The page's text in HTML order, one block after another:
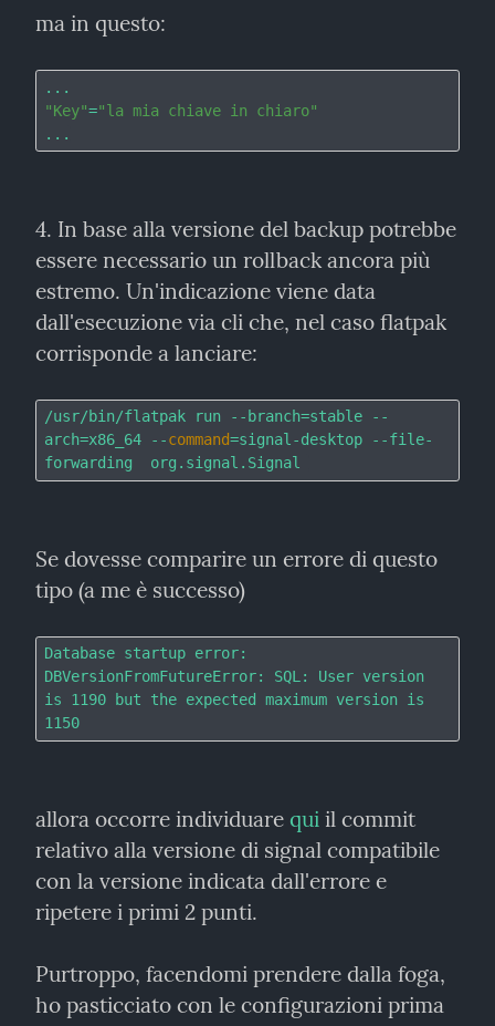
ma in questo:
"Key"="la mia chiave in chiaro"
4. In base alla versione del backup potrebbe
essere necessario un rollback ancora più
estremo. Un'indicazione viene data
dall'esecuzione via cli che, nel caso flatpak
corrisponde a lanciare:
/usr/bin/flatpak run --branch=stable --
arch=x86_64 --command=signal-desktop --file-
Se dovesse comparire un errore di questo
tipo (a me è successo)
Database startup error:
DBVersionFromFutureError: SQL: User version
is 1190 but the expected maximum version is
allora occorre individuare qui il commit
relativo alla versione di signal compatibile
con la versione indicata dall'errore e
ripetere i primi 2 punti.
Purtroppo, facendomi prendere dalla foga,
ho pasticciato con le configurazioni prima